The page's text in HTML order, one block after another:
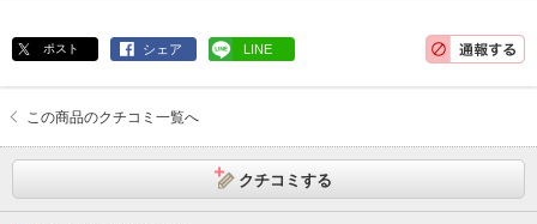
ポスト シェア LINE
この商品のクチコミ一覧へ
クチコミする